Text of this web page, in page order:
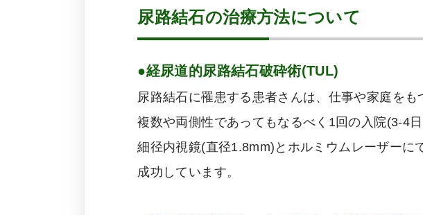
尿路結石の治療方法について
●経尿道的尿路結石破砕術(TUL)
尿路結石に罹患する患者さんは、仕事や家庭を
複数や両側性であってもなるべく1回の入院(3-4
細径内視鏡(直径1.8mm)とホルミウムレーザー
成功しています。